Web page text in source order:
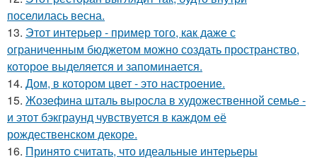
поселилась весна.
13. Этот интерьер - пример того, как даже с
ограниченным бюджетом можно создать пространство,
которое выделяется и запоминается.
14. Дом, в котором цвет - это настроение.
15. Жозефина шталь выросла в художественной семье -
и этот бэкграунд чувствуется в каждом её
рождественском декоре.
16. Принято считать, что идеальные интерьеры